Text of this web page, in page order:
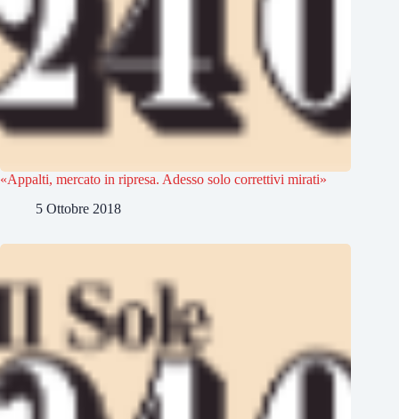
«Appalti, mercato in ripresa. Adesso solo correttivi mirati»
5 Ottobre 2018